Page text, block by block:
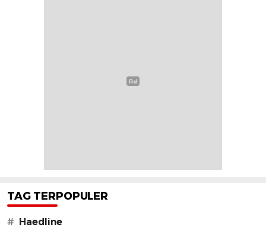
TAG TERPOPULER
# Haedline